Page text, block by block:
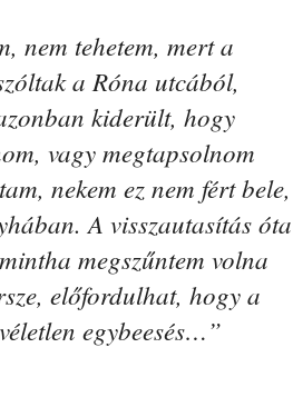
nem tehetem, mert a
a Róna utcából,
kiderült, hogy
vagy megtapsolnom
nekem ez nem fért bele,
A visszautasítás óta
megszűntem volna
előfordulhat, hogy a
egybeesés…”